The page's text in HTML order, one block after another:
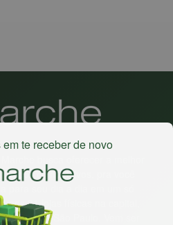
competitivos, pra você
para seu dia a dia em um só
31 lojas físicas na capital,
interior de São Paulo. Vem ser
te receber de novo